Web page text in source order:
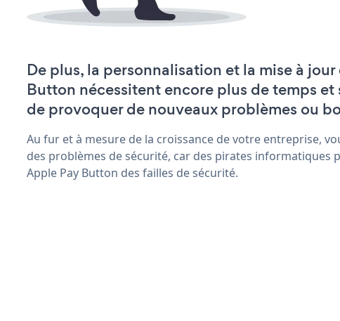
De plus, la personnalisation et la mise à
Button nécessitent encore plus de temps
de provoquer de nouveaux problèmes ou
Au fur et à mesure de la croissance de votre entreprise,
des problèmes de sécurité, car des pirates informatiques
Apple Pay Button des failles de sécurité.